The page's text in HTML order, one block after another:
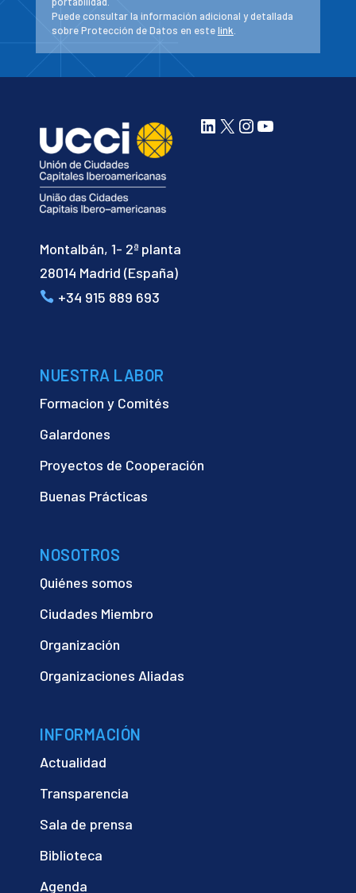
Puede consultar la información adicional y detallada
sobre Protección de Datos en estelink
Montalbán, 1- 2ª planta
28014 Madrid (España)
+34 915 889 693
LinkedIn
X Instagram
YouTube
NUESTRA LABOR
Formacion y Comités
Galardones
Proyectos de Cooperación
Buenas Prácticas
NOSOTROS
Quiénes somos
Ciudades Miembro
Organización
Organizaciones Aliadas
INFORMACIÓN
Actualidad
Transparencia
Sala de prensa
Biblioteca
Agenda